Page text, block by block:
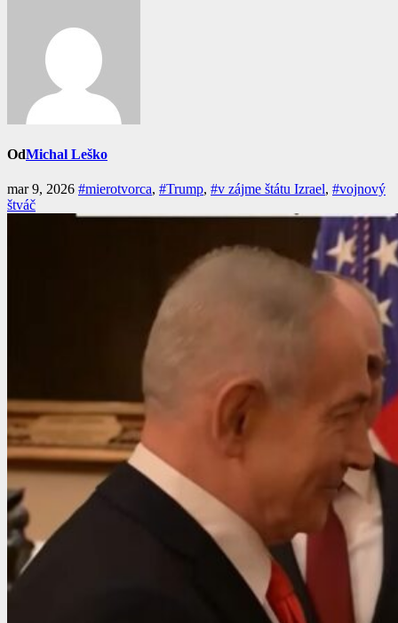
OdMichal Leško
mar 9, 2026 #mierotvorca, #Trump, #v zájme štátu Izrael, #vojnový
štváč